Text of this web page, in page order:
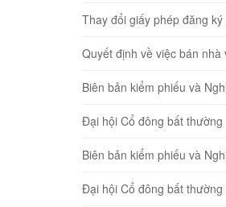
Thay đổi giấy phép đăng
Quyết định về việc bán
Biên bản kiểm phiếu và
Đại hội Cổ đông bất
Biên bản kiểm phiếu và
Đại hội Cổ đông bất